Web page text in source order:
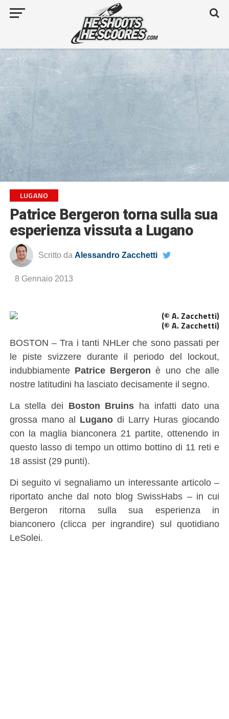
LUGANO
Patrice Bergeron torna sulla sua
esperienza vissuta a Lugano
Scritto da Alessandro Zacchetti
8 Gennaio 2013
(© A. Zacchetti)
BOSTON – Tra i tanti NHLer che sono passati per
le piste svizzere durante il periodo del lockout,
indubbiamente Patrice Bergeron è uno che alle
nostre latitudini ha lasciato decisamente il segno.
La stella dei Boston Bruins ha infatti dato una
grossa mano al Luganodi Larry Huras giocando
con la maglia bianconera 21 partite, ottenendo in
questo lasso di tempo un ottimo bottino di 11 reti e
18 assist (29 punti).
Di seguito vi segnaliamo un interessante articolo –
riportato anche dal noto blog SwissHabs – in cui
Bergeron ritorna sulla sua esperienza in
bianconero (clicca per ingrandire) sul quotidiano
LeSolei.